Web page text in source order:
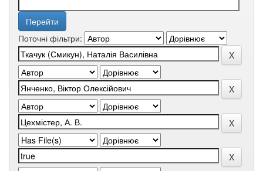
Поточні фільтри: